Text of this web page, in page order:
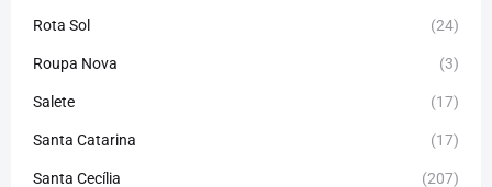
Rota Sol (24)
Roupa Nova (3)
Salete (17)
Santa Catarina (17)
Santa Cecília (207)